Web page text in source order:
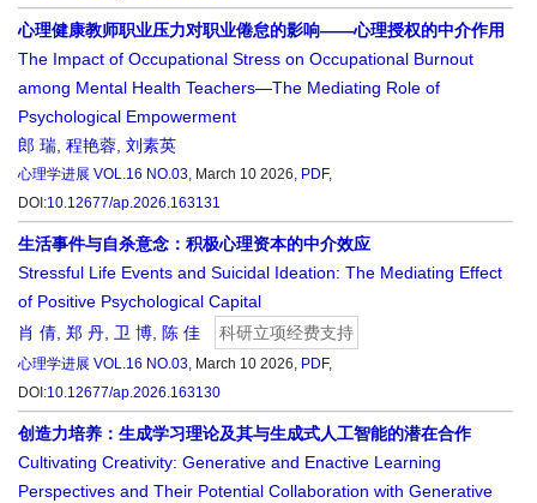
心理健康教师职业压力对职业倦怠的影响——心理授权的中介作用
The Impact of Occupational Stress on Occupational Burnout
among Mental Health Teachers—The Mediating Role of
Psychological Empowerment
郎 瑞 程艳蓉 刘素英
心理学进展 VOL.16 NO.03, March 10 2026, PDF,
DOI:10.12677/ap.2026.163131
生活事件与自杀意念：积极心理资本的中介效应
Stressful Life Events and Suicidal Ideation: The Mediating Effect
of Positive Psychological Capital
肖 倩 郑 丹 卫 博 陈 佳 科研立项经费支持
心理学进展 VOL.16 NO.03, March 10 2026, PDF,
DOI:10.12677/ap.2026.163130
创造力培养：生成学习理论及其与生成式人工智能的潜在合作
Cultivating Creativity: Generative and Enactive Learning
Perspectives and Their Potential Collaboration with Generative